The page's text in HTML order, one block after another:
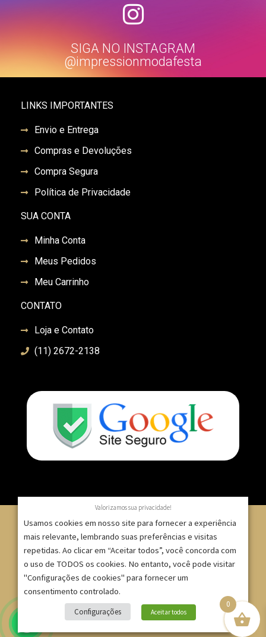
SIGA NO INSTAGRAM
@impressionmodafesta
LINKS IMPORTANTES
Envio e Entrega
Compras e Devoluções
Compra Segura
Política de Privacidade
SUA CONTA
Minha Conta
Meus Pedidos
Meu Carrinho
CONTATO
Loja e Contato
(11) 2672-2138
© 2007 – 2025 – ImpressionModaFesta | Rua Serra de
Japi, 1332 – Tatuapé – São Paulo/SP – CNPJ:
09.271.257/0001-52 |
Site criado por Bruno Gontijo
0
Valorizamos sua privacidade!
Usamos cookies em nosso site para fornecer a experiência
mais relevante, lembrando suas preferências e visitas
repetidas. Ao clicar em “Aceitar todos”, você concorda com
o uso de TODOS os cookies. No entanto, você pode visitar
"Configurações de cookies" para fornecer um
consentimento controlado.
Configurações Aceitar todos